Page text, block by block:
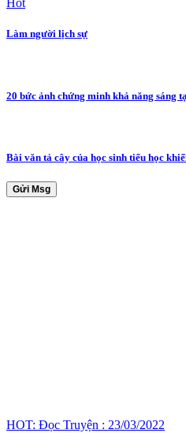
Hot
Làm người lịch sự
20 bức ảnh chứng minh khả năng sáng
Bài văn tả cây của học sinh tiểu học
Gửi Msg
HOT: Đọc Truyện : 23/03/2022